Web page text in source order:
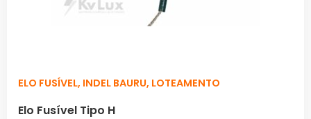
ELO FUSÍVEL, INDEL BAURU, LOTEAMENTO
Elo Fusível Tipo H